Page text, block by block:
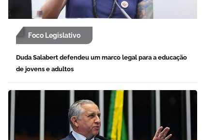
Foco Legislativo
Duda Salabert defendeu um marco legal para a educação
de jovens e adultos